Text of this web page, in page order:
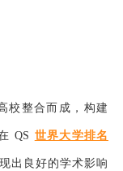
校整合而成，构建
QS 世界大学排名
出良好的学术影响